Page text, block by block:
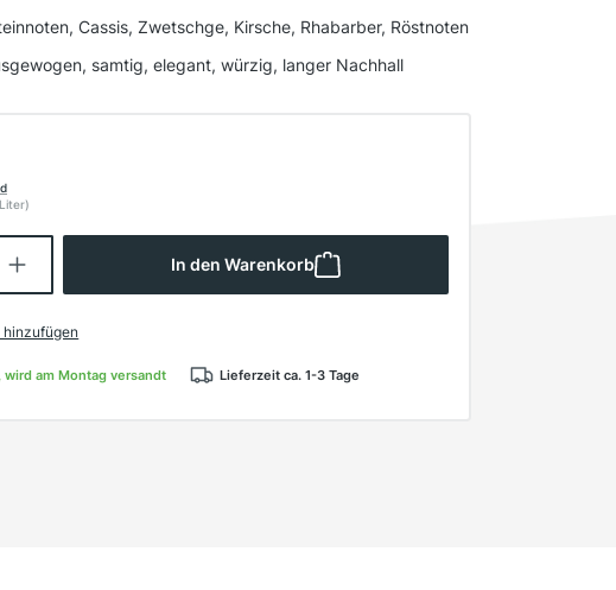
Cassis, Zwetschge, Kirsche, Rhabarber, Röstnoten
samtig, elegant, würzig, langer Nachhall
Gib den gewünschten Wert ein oder
In den Warenkorb
am Montag versandt Lieferzeit ca. 1-3 Tage